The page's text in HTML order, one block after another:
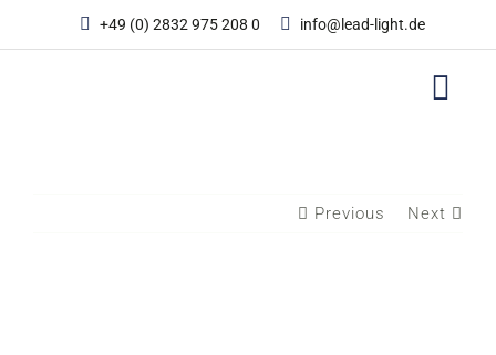
+49 (0) 2832 975 208 0 info@lead-light.de
Previous Next